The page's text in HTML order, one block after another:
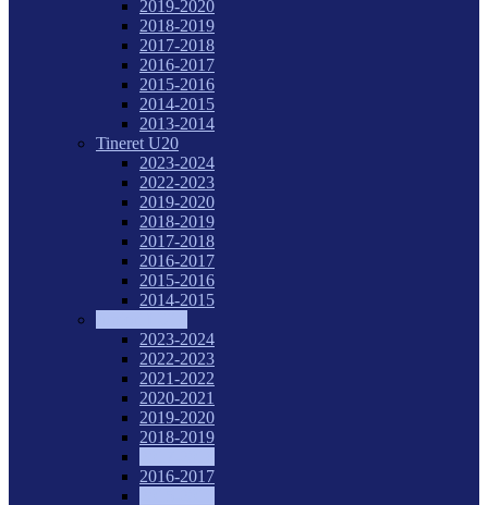
2019-2020
2018-2019
2017-2018
2016-2017
2015-2016
2014-2015
2013-2014
Tineret U20
2023-2024
2022-2023
2019-2020
2018-2019
2017-2018
2016-2017
2015-2016
2014-2015
2023-2024
2022-2023
2021-2022
2020-2021
2019-2020
2018-2019
2016-2017